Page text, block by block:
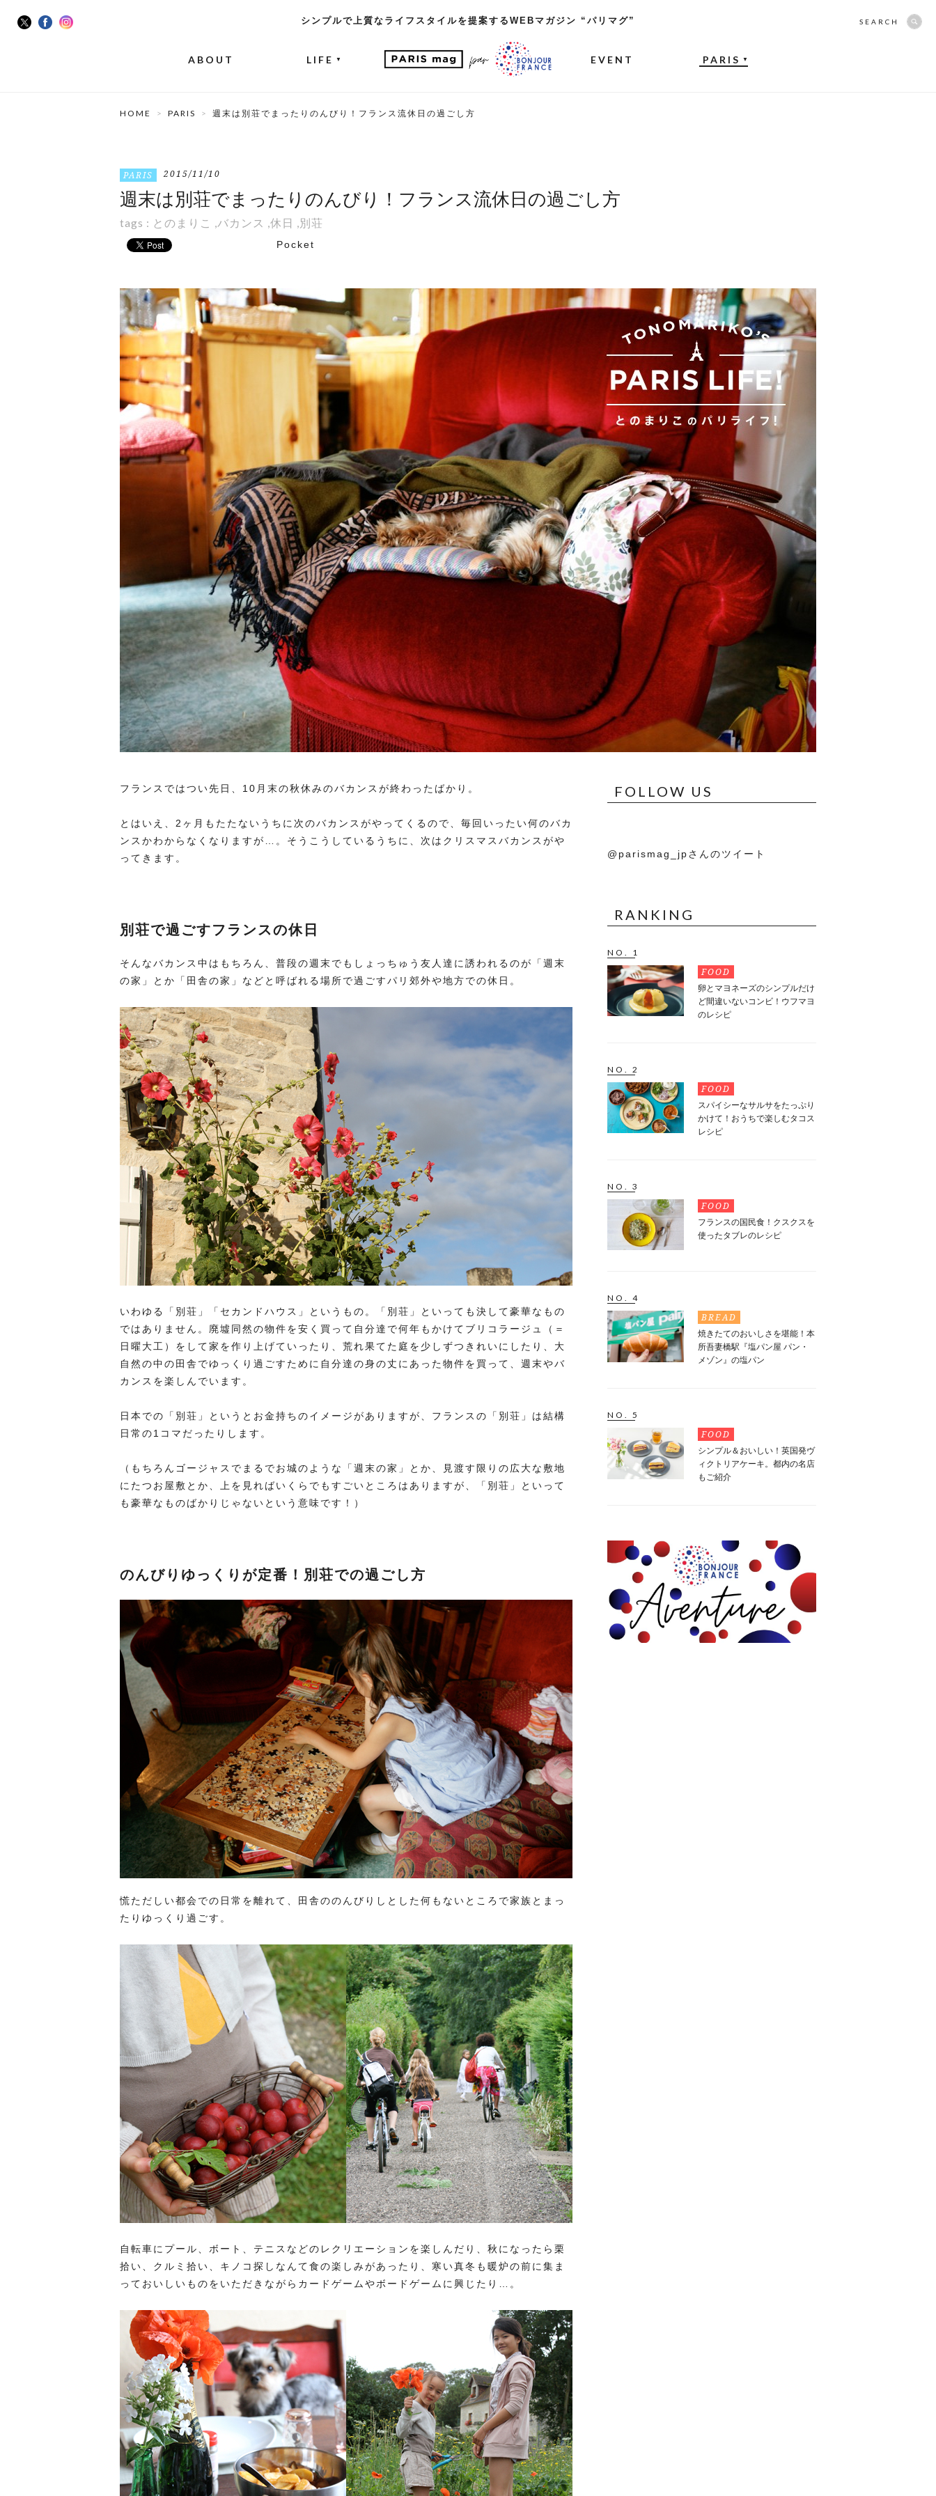
シンプルで上質なライフスタイルを提案するWEBマガジン “パリマグ”
ABOUT LIFE ▼ EVENT PARIS ▼
SEARCH
HOME PARIS 週末は別荘でまったりのんびり！フランス流休日の過ごし方
PARIS 2015/11/10
週末は別荘でまったりのんびり！フランス流休日の過ごし方
tags : とのまりこ ,バカンス ,休日 ,別荘
Pocket
フランスではつい先日、10月末の秋休みのバカンスが終わったばかり。
とはいえ、2ヶ月もたたないうちに次のバカンスがやってくるので、毎回いったい何のバカ
ンスかわからなくなりますが…。そうこうしているうちに、次はクリスマスバカンスがや
ってきます。
別荘で過ごすフランスの休日
そんなバカンス中はもちろん、普段の週末でもしょっちゅう友人達に誘われるのが「週末
の家」とか「田舎の家」などと呼ばれる場所で過ごすパリ郊外や地方での休日。
いわゆる「別荘」「セカンドハウス」というもの。「別荘」といっても決して豪華なもの
ではありません。廃墟同然の物件を安く買って自分達で何年もかけてブリコラージュ（＝
日曜大工）をして家を作り上げていったり、荒れ果てた庭を少しずつきれいにしたり、大
自然の中の田舎でゆっくり過ごすために自分達の身の丈にあった物件を買って、週末やバ
カンスを楽しんでいます。
日本での「別荘」というとお金持ちのイメージがありますが、フランスの「別荘」は結構
日常の1コマだったりします。
（もちろんゴージャスでまるでお城のような「週末の家」とか、見渡す限りの広大な敷地
にたつお屋敷とか、上を見ればいくらでもすごいところはありますが、「別荘」といって
も豪華なものばかりじゃないという意味です！）
のんびりゆっくりが定番！別荘での過ごし方
慌ただしい都会での日常を離れて、田舎ののんびりしとした何もないところで家族とまっ
たりゆっくり過ごす。
自転車にプール、ボート、テニスなどのレクリエーションを楽しんだり、秋になったら栗
拾い、クルミ拾い、キノコ探しなんて食の楽しみがあったり、寒い真冬も暖炉の前に集ま
っておいしいものをいただきながらカードゲームやボードゲームに興じたり…。
FOLLOW US
@parismag_jpさんのツイート
RANKING
NO. 1
FOOD
卵とマヨネーズのシンプルだけ
ど間違いないコンビ！ウフマヨ
のレシピ
NO. 2
FOOD
スパイシーなサルサをたっぷり
かけて！おうちで楽しむタコス
レシピ
NO. 3
FOOD
フランスの国民食！クスクスを
使ったタブレのレシピ
NO. 4
BREAD
焼きたてのおいしさを堪能！本
所吾妻橋駅『塩パン屋 パン・
メゾン』の塩パン
NO. 5
FOOD
シンプル＆おいしい！英国発ヴ
ィクトリアケーキ。都内の名店
もご紹介